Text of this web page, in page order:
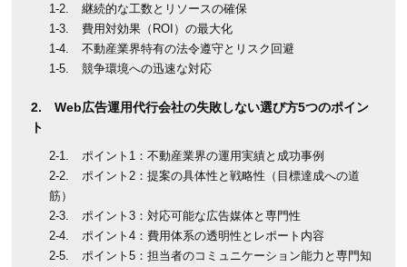
継続的な工数とリソースの確保
費用対効果（ROI）の最大化
不動産業界特有の法令遵守とリスク回避
競争環境への迅速な対応
Web広告運用代行会社の失敗しない選び方5つのポイン
ト
ポイント1：不動産業界の運用実績と成功事例
ポイント2：提案の具体性と戦略性（目標達成への道
筋）
ポイント3：対応可能な広告媒体と専門性
ポイント4：費用体系の透明性とレポート内容
ポイント5：担当者のコミュニケーション能力と専門知